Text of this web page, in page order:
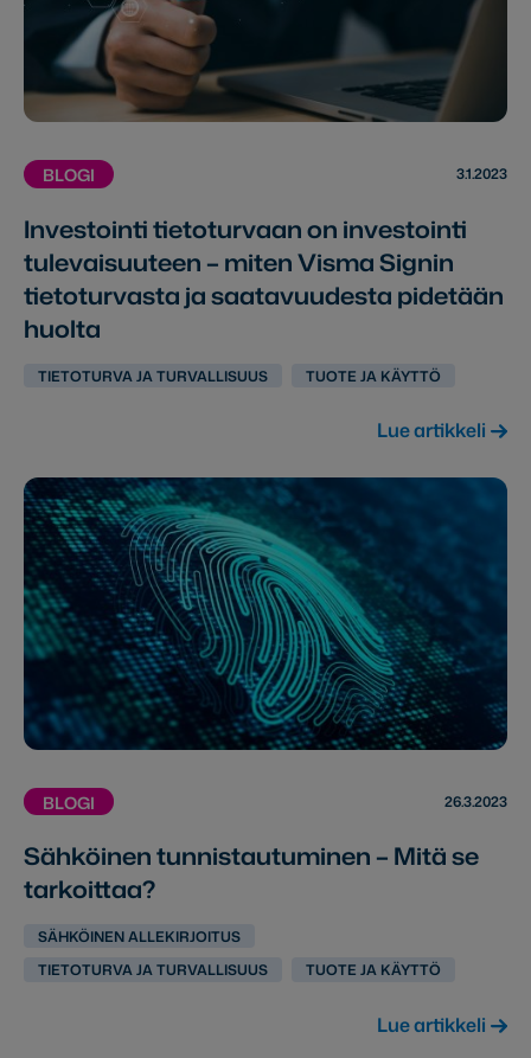
BLOGI 3.1.2023
Investointi tietoturvaan on investointi
tulevaisuuteen – miten Visma Signin
tietoturvasta ja saatavuudesta pidetään
huolta
TIETOTURVA JA TURVALLISUUS TUOTE JA KÄYTTÖ
Lue artikkeli
BLOGI 26.3.2023
Sähköinen tunnistautuminen – Mitä se
tarkoittaa?
SÄHKÖINEN ALLEKIRJOITUS
TIETOTURVA JA TURVALLISUUS
TUOTE JA KÄYTTÖ
Lue artikkeli